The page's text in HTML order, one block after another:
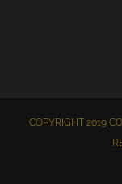
COPYRIGHT 2019